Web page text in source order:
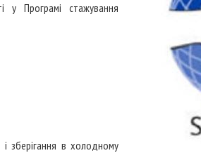
у Програмі стажування
зберігання в холодному